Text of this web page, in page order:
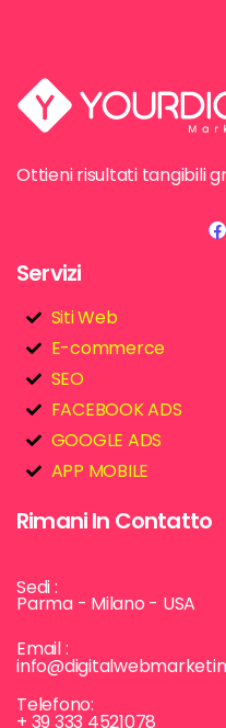
Ottieni risultati tangibili
Servizi
Siti Web
E-commerce
SEO
FACEBOOK ADS
GOOGLE ADS
APP MOBILE
Rimani In Contatto
Sedi :
Parma - Milano - USA
Email :
Telefono:
+ 39 333 4521078